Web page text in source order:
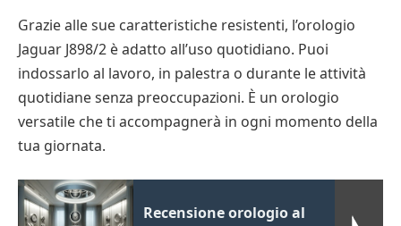
Grazie alle sue caratteristiche resistenti, l’orologio
Jaguar J898/2 è adatto all’uso quotidiano. Puoi
indossarlo al lavoro, in palestra o durante le attività
quotidiane senza preoccupazioni. È un orologio
versatile che ti accompagnerà in ogni momento della
tua giornata.
Recensione orologio al